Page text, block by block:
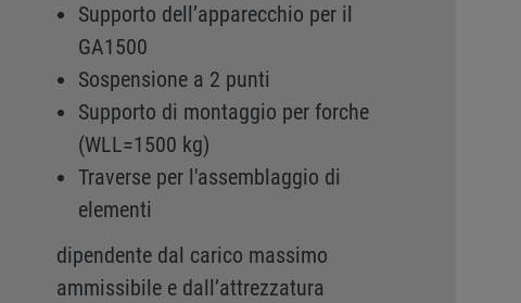
Supporto dell’apparecchio per il
GA1500
Sospensione a 2 punti
Supporto di montaggio per forche
(WLL=1500 kg)
Traverse per l'assemblaggio di
elementi
dipendente dal carico massimo
ammissibile e dall’attrezzatura